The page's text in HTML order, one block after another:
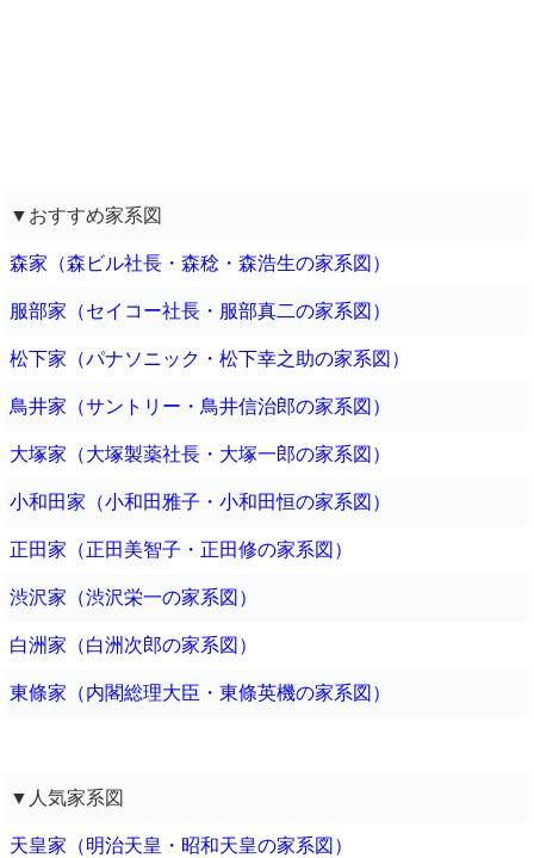
▼おすすめ家系図
森家（森ビル社長・森稔・森浩生の家系図）
服部家（セイコー社長・服部真二の家系図）
松下家（パナソニック・松下幸之助の家系図）
鳥井家（サントリー・鳥井信治郎の家系図）
大塚家（大塚製薬社長・大塚一郎の家系図）
小和田家（小和田雅子・小和田恒の家系図）
正田家（正田美智子・正田修の家系図）
渋沢家（渋沢栄一の家系図）
白洲家（白洲次郎の家系図）
東條家（内閣総理大臣・東條英機の家系図）
▼人気家系図
天皇家（明治天皇・昭和天皇の家系図）